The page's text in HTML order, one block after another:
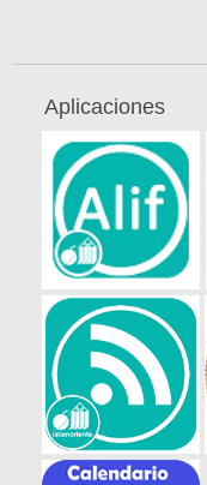
Aplicaciones